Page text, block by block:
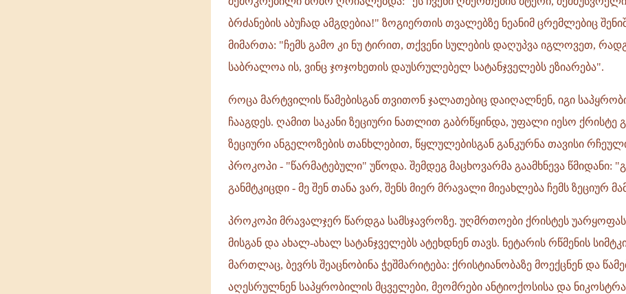
ბრძანების აბუჩად ამგდებია!" ზოგიერთის თვალებზე ნეანიმ ცრემლებიც
მიმართა: "ჩემს გამო კი ნუ ტირით, თქვენი სულების დაღუპვა იგლოვეთ,
საბრალოა ის, ვინც ჯოჯოხეთის დაუსრულებელ სატანჯველებს ეზიარება".
როცა მარტვილის წამებისგან თვითონ ჯალათებიც დაიღალნენ, იგი
ჩააგდეს. ღამით საკანი ზეციური ნათლით გაბრწყინდა, უფალი იესო ქრისტე
ზეციური ანგელოზების თანხლებით, წყლულებისგან განკურნა თავისი
პროკოპი - "წარმატებული" უწოდა. შემდეგ მაცხოვარმა გაამხნევა წმიდანი:
განმტკიცდი - მე შენ თანა ვარ, შენს მიერ მრავალი მიეახლება ჩემს ზეციურ
პროკოპი მრავალჯერ წარდგა სამსჯავროზე. უღმრთოები ქრისტეს
მისგან და ახალ-ახალ სატანჯველებს ატეხდნენ თავს. ნეტარის რწმენის
მართლაც, ბევრს შეაცნობინა ჭეშმარიტება: ქრისტიანობაზე მოექცნენ და
აღესრულნენ საპყრობილის მცველები, მეომრები ანტიოქოსისა და